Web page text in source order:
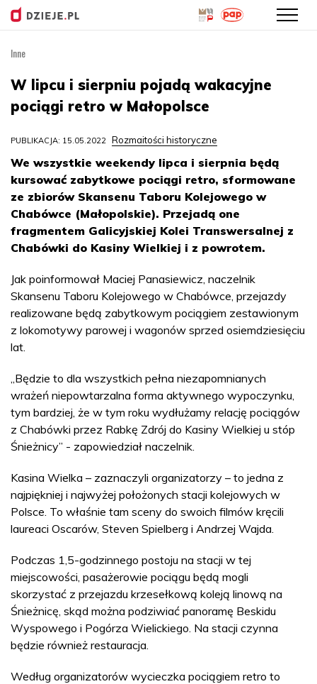
treści
Inne
W lipcu i sierpniu pojadą wakacyjne
pociągi retro w Małopolsce
PUBLIKACJA: 15.05.2022 Rozmaitości historyczne
We wszystkie weekendy lipca i sierpnia będą
kursować zabytkowe pociągi retro, sformowane
ze zbiorów Skansenu Taboru Kolejowego w
Chabówce (Małopolskie). Przejadą one
fragmentem Galicyjskiej Kolei Transwersalnej z
Chabówki do Kasiny Wielkiej i z powrotem.
Jak poinformował Maciej Panasiewicz, naczelnik
Skansenu Taboru Kolejowego w Chabówce, przejazdy
realizowane będą zabytkowym pociągiem zestawionym
z lokomotywy parowej i wagonów sprzed osiemdziesięciu
lat.
„Będzie to dla wszystkich pełna niezapomnianych
wrażeń niepowtarzalna forma aktywnego wypoczynku,
tym bardziej, że w tym roku wydłużamy relację pociągów
z Chabówki przez Rabkę Zdrój do Kasiny Wielkiej u stóp
Śnieżnicy” - zapowiedział naczelnik.
Kasina Wielka – zaznaczyli organizatorzy – to jedna z
najpiękniej i najwyżej położonych stacji kolejowych w
Polsce. To właśnie tam sceny do swoich filmów kręcili
laureaci Oscarów, Steven Spielberg i Andrzej Wajda.
Podczas 1,5-godzinnego postoju na stacji w tej
miejscowości, pasażerowie pociągu będą mogli
skorzystać z przejazdu krzesełkową koleją linową na
Śnieżnicę, skąd można podziwiać panoramę Beskidu
Wyspowego i Pogórza Wielickiego. Na stacji czynna
będzie również restauracja.
Według organizatorów wycieczka pociągiem retro to